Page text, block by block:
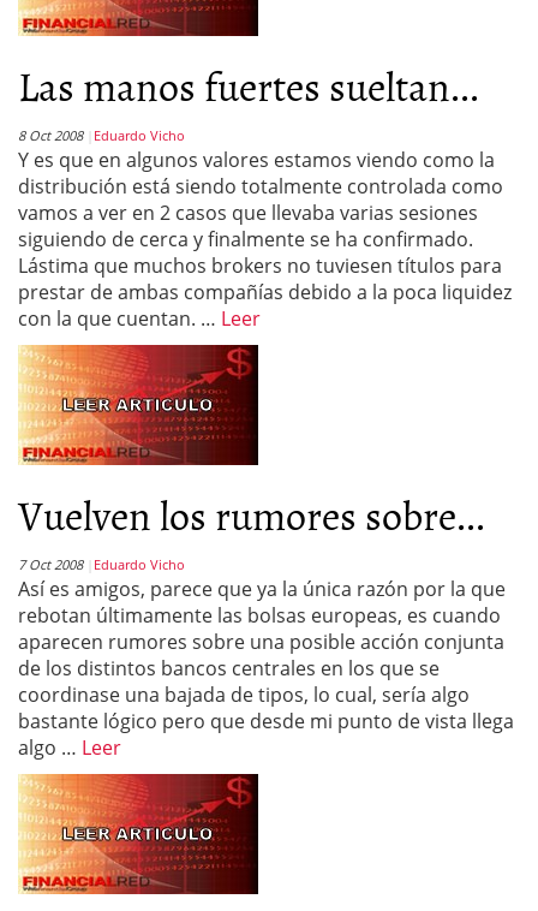
Las manos fuertes sueltan...
8 Oct 2008 Eduardo Vicho
Y es que en algunos valores estamos viendo como la
distribución está siendo totalmente controlada como
vamos a ver en 2 casos que llevaba varias sesiones
siguiendo de cerca y finalmente se ha confirmado.
Lástima que muchos brokers no tuviesen títulos para
prestar de ambas compañías debido a la poca liquidez
con la que cuentan. … Leer
Vuelven los rumores sobre...
7 Oct 2008 Eduardo Vicho
Así es amigos, parece que ya la única razón por la que
rebotan últimamente las bolsas europeas, es cuando
aparecen rumores sobre una posible acción conjunta
de los distintos bancos centrales en los que se
coordinase una bajada de tipos, lo cual, sería algo
bastante lógico pero que desde mi punto de vista llega
algo … Leer